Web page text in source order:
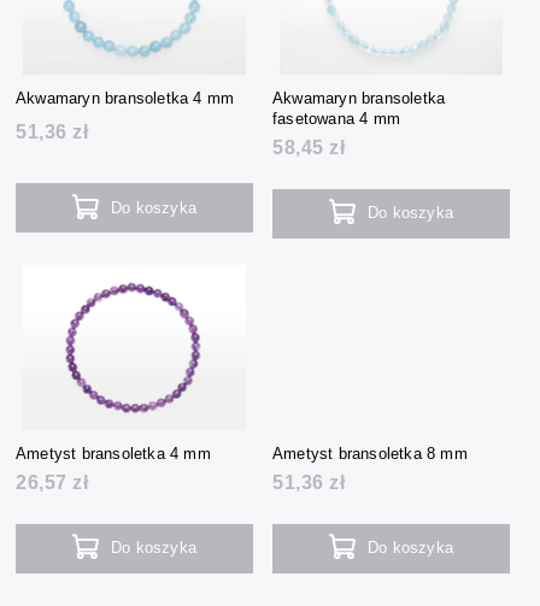
Akwamaryn bransoletka 4 mm
51,36 zł
Do koszyka
Akwamaryn bransoletka
fasetowana 4 mm
58,45 zł
Do koszyka
Ametyst bransoletka 4 mm
26,57 zł
Do koszyka
Ametyst bransoletka 8 mm
51,36 zł
Do koszyka